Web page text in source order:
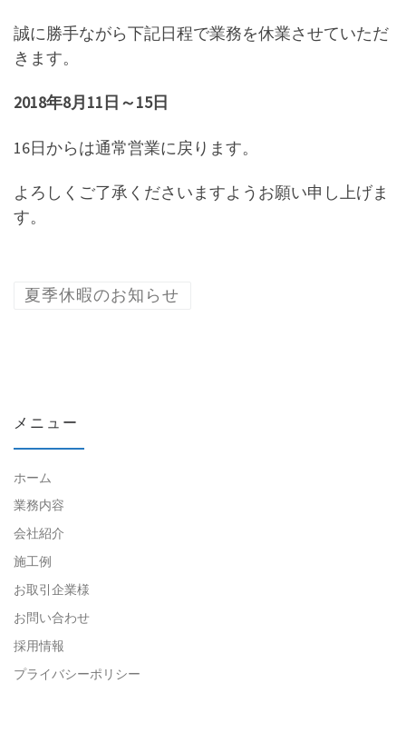
誠に勝手ながら下記日程で業務を休業させていただ
きます。
2018年8月11日～15日
16日からは通常営業に戻ります。
よろしくご了承くださいますようお願い申し上げま
す。
夏季休暇のお知らせ
メニュー
ホーム
業務内容
会社紹介
施工例
お取引企業様
お問い合わせ
採用情報
プライバシーポリシー